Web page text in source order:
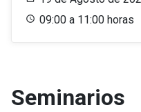
09:00 a 11:00 horas
Seminarios